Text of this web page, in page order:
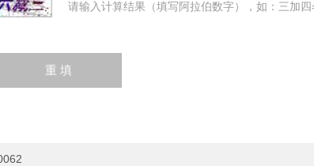
请输入计算结果（填写阿拉伯数字），如：三加四